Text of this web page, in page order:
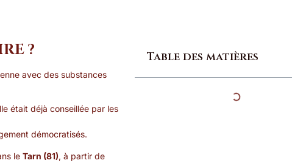
?
avec des substances
était déjà conseillée par les
démocratisés.
le Tarn (81), à partir de
Table des matières